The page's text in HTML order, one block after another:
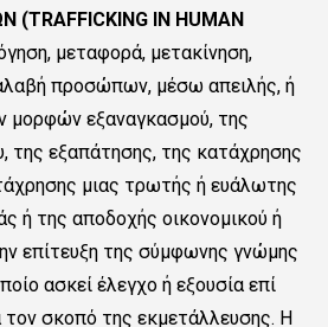
IN HUMAN
μεταφορά, μετακίνηση,
προσώπων, μέσω απειλής, ή
μορφών εξαναγκασμού, της
της εξαπάτησης, της κατάχρησης
μιας τρωτής ή ευάλωτης
ή της αποδοχής οικονομικού ή
επίτευξη της σύμφωνης γνώμης
ασκεί έλεγχο ή εξουσία επί
σκοπό της εκμετάλλευσης. Η